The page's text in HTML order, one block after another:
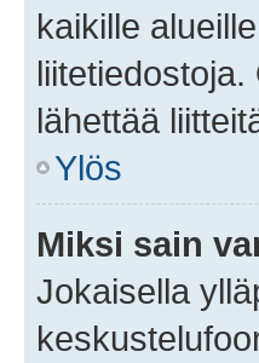
kaikille
lähettää
Ylös
Miksi sain
Jokaisella